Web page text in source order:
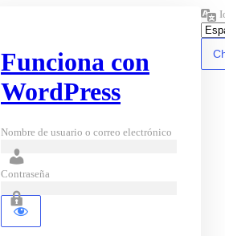
Funciona con
WordPress
Nombre de usuario o correo electrónico
Contraseña